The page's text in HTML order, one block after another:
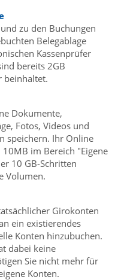
zu den Buchungen
Belegablage
Kassenprüfer
bereits 2GB
beinhaltet.
Dokumente,
Fotos, Videos und
speichern. Ihr Online
im Bereich "Eigene
10 GB-Schritten
Volumen.
Girokonten
ein existierendes
Konten hinzubuchen.
dabei keine
Sie nicht mehr für
Konten.